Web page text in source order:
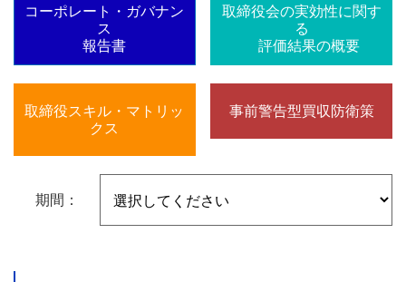
コーポレート・ガバナン
ス
報告書
取締役会の実効性に関す
る
評価結果の概要
取締役スキル・マトリッ
クス
事前警告型買収防衛策
期間：